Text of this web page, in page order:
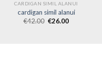
CARDIGAN SIMIL ALANUI
cardigan simil alanui
€42.00 €26.00